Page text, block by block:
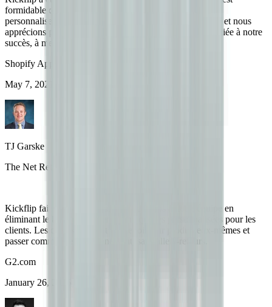
formidable de pouvoir offrir à nos clients la possibilité de
personnaliser leurs commandes. Le support est excellent, et nous
apprécions particulièrement le fait que la tarification soit liée à notre
succès, à mesure que les clients effectuent des achats.
Shopify App Store
May 7, 2021
TJ Garske
The Net Return
Kickflip fait gagner énormément de temps à notre équipe en
éliminant le besoin de créer des maquettes personnalisées pour les
clients. Les clients peuvent concevoir leur produit eux-mêmes et
passer commande instantanément, sans allers-retours.
G2.com
January 26, 2026